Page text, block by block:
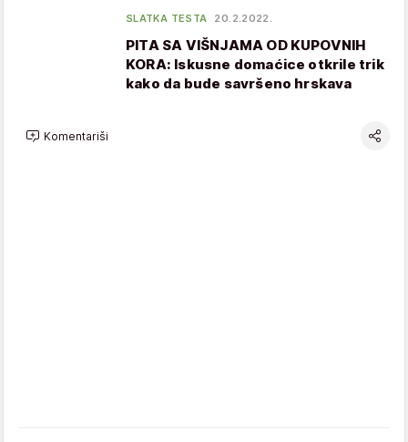
SLATKA TESTA 20.2.2022.
PITA SA VIŠNJAMA OD KUPOVNIH
KORA: Iskusne domaćice otkrile trik
kako da bude savršeno hrskava
Komentariši